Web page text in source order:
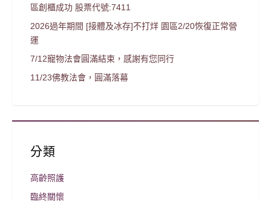
區創櫃成功 股票代號:7411
2026過年期間 [接體及冰存]不打烊 園區2/20恢復正常營
運
7/12寵物法會圓滿結束，感謝有您同行
11/23佛教法會，圓滿落幕
分類
高齡照護
臨終關懷